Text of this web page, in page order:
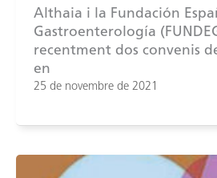
Althaia i la Fundación
Gastroenterología
recentment dos convenis
en
25 de novembre de 2021